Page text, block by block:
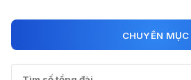
CHUYÊN MỤC